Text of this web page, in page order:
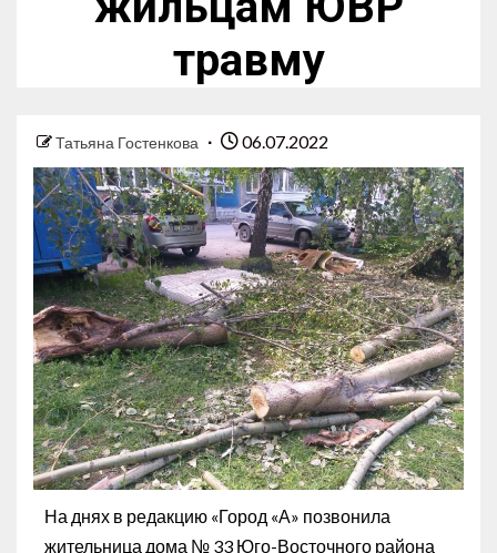
травму
Татьяна Гостенкова 06.07.2022
На днях в редакцию «Город «А» позвонила
жительница дома № 33 Юго-Восточного района